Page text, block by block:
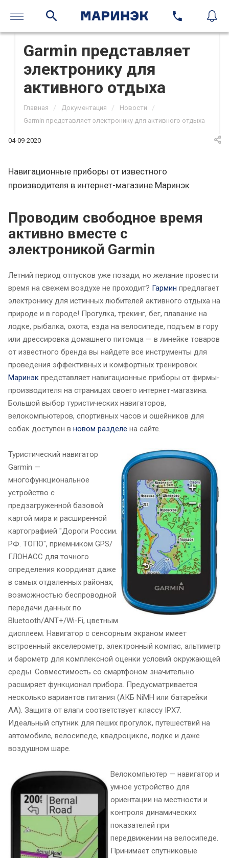
Garmin представляет
электронику для
активного отдыха
Главная / Документация / Новости /
Garmin представляет электронику для активного отдыха
04-09-2020
Навигационные приборы от известного
производителя в интернет-магазине Маринэк
Проводим свободное время
активно вместе с
электроникой Garmin
Летний период отпусков уже позади, но желание провести
время на свежем воздухе не проходит? Гармин предлагает
электронику для истинных любителей активного отдыха на
природе и в городе! Прогулка, трекинг, бег, плавание на
лодке, рыбалка, охота, езда на велосипеде, подъем в гору
или дрессировка домашнего питомца — в линейке товаров
от известного бренда вы найдете все инструменты для
проведения эффективных и комфортных тренировок.
Маринэк представляет навигационные приборы от фирмы-
производителя на страницах своего интернет-магазина.
Большой выбор туристических навигаторов,
велокомпьютеров, спортивных часов и ошейников для
собак доступен в новом разделе на сайте.
Туристический навигатор
Garmin —
многофункциональное
устройство с
предзагруженной базовой
картой мира и расширенной
картографией "Дороги России.
РФ. ТОПО", приемником GPS/
ГЛОНАСС для точного
определения координат даже
в самых отдаленных районах,
возможностью беспроводной
передачи данных по
Bluetooth/ANT+/Wi-Fi, цветным
дисплеем. Навигатор с сенсорным экраном имеет
встроенный акселерометр, электронный компас, альтиметр
и барометр для комплексной оценки условий окружающей
среды. Совместимость со смартфоном значительно
расширяет функционал прибора. Предусматривается
несколько вариантов питания (АКБ NiMH или батарейки
АА). Защита от влаги соответствует классу IPX7.
Идеальный спутник для пеших прогулок, путешествий на
автомобиле, велосипеде, квадроцикле, лодке и даже
воздушном шаре.
Велокомпьютер — навигатор и
умное устройство для
ориентации на местности и
контроля динамических
показателей при
передвижении на велосипеде.
Принимает спутниковые